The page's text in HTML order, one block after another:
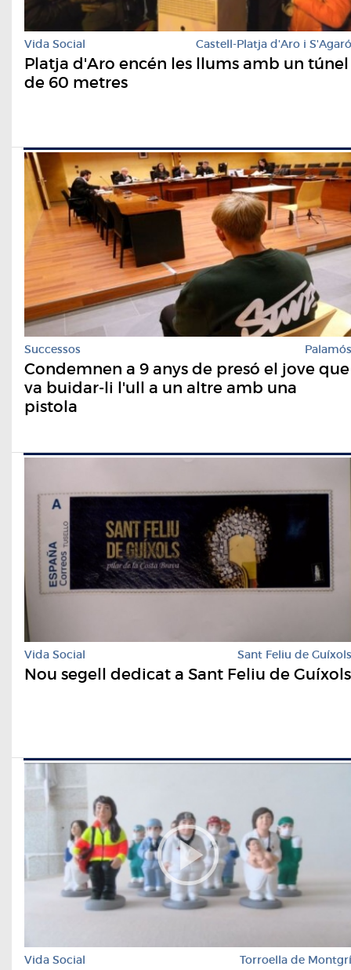
Vida Social Castell-Platja d'Aro i S'Agaró
Platja d'Aro encén les llums amb un túnel
de 60 metres
Successos Palamós
Condemnen a 9 anys de presó el jove que
va buidar-li l'ull a un altre amb una
pistola
Vida Social Sant Feliu de Guíxols
Nou segell dedicat a Sant Feliu de Guíxols
Vida Social Torroella de Montgrí